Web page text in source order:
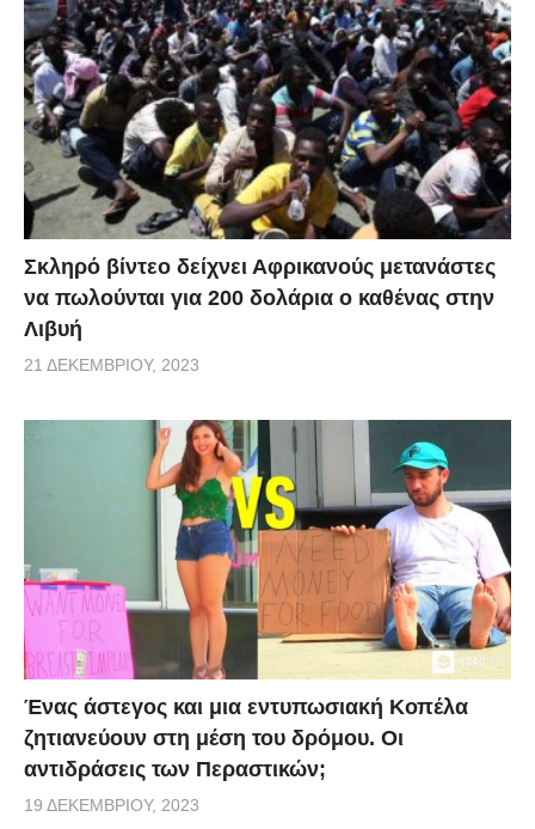
Σκληρό βίντεο δείχνει Αφρικανούς μετανάστες
να πωλούνται για 200 δολάρια ο καθένας στην
Λιβυή
21 ΔΕΚΕΜΒΡΊΟΥ, 2023
Ένας άστεγος και μια εντυπωσιακή Κοπέλα
ζητιανεύουν στη μέση του δρόμου. Οι
αντιδράσεις των Περαστικών;
19 ΔΕΚΕΜΒΡΊΟΥ, 2023